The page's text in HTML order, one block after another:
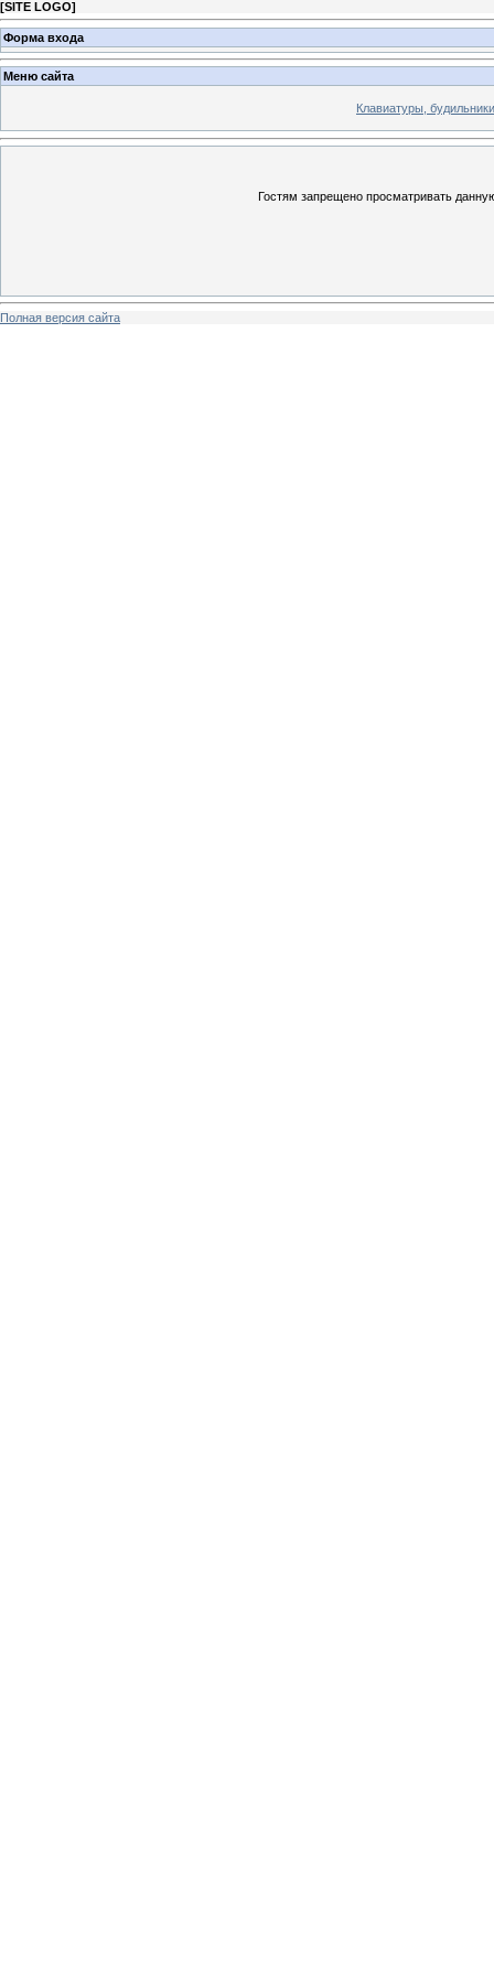
[SITE LOGO]
Форма входа
Меню сайта
Клавиатуры,
Гостям запрещено просматривать
Полная версия сайта